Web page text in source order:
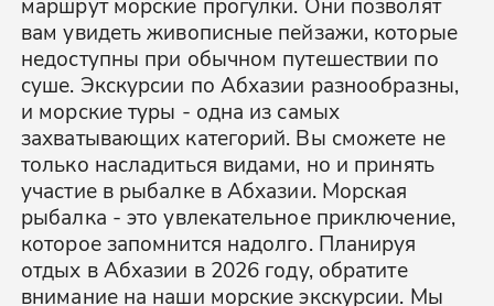
вам увидеть живописные пейзажи, которые
недоступны при обычном путешествии по
суше. Экскурсии по Абхазии разнообразны,
и морские туры - одна из самых
захватывающих категорий. Вы сможете не
только насладиться видами, но и принять
участие в рыбалке в Абхазии. Морская
рыбалка - это увлекательное приключение,
которое запомнится надолго. Планируя
отдых в Абхазии в 2026 году, обратите
внимание на наши морские экскурсии. Мы